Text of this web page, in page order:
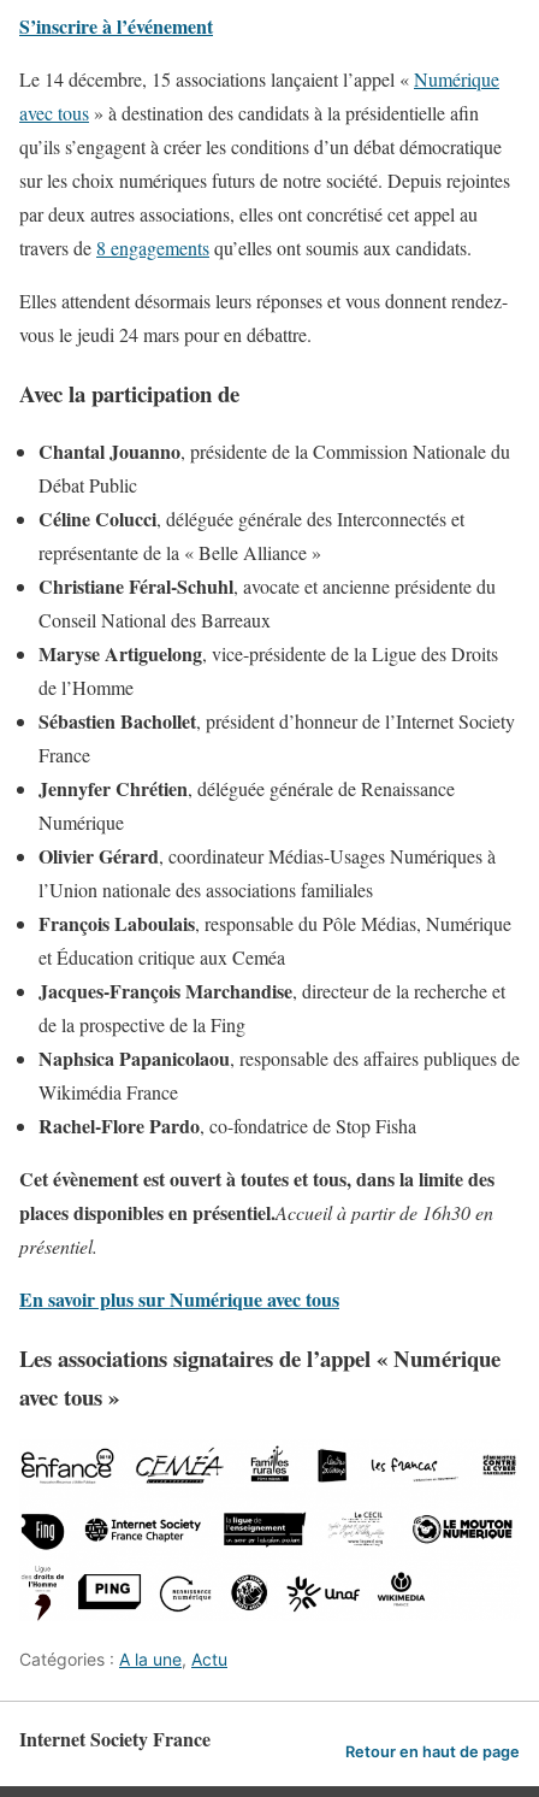
S’inscrire à l’événement
Le 14 décembre, 15 associations lançaient l’appel «Numérique
avec tous » à destination des candidats à la présidentielle afin
qu’ils s’engagent à créer les conditions d’un débat démocratique
sur les choix numériques futurs de notre société. Depuis rejointes
par deux autres associations, elles ont concrétisé cet appel au
travers de 8 engagementsqu’elles ont soumis aux candidats.
Elles attendent désormais leurs réponses et vous donnent rendez-
vous le jeudi 24 mars pour en débattre.
Avec la participation de
Chantal Jouanno, présidente de la Commission Nationale du
Débat Public
Céline Colucci, déléguée générale des Interconnectés et
représentante de la « Belle Alliance »
Christiane Féral-Schuhl, avocate et ancienne présidente du
Conseil National des Barreaux
Maryse Artiguelong, vice-présidente de la Ligue des Droits
de l’Homme
Sébastien Bachollet, président d’honneur de l’Internet Society
France
Jennyfer Chrétien, déléguée générale de Renaissance
Numérique
Olivier Gérard, coordinateur Médias-Usages Numériques à
l’Union nationale des associations familiales
François Laboulais, responsable du Pôle Médias, Numérique
et Éducation critique aux Ceméa
Jacques-François Marchandise, directeur de la recherche et
de la prospective de la Fing
Naphsica Papanicolaou, responsable des affaires publiques de
Wikimédia France
Rachel-Flore Pardo, co-fondatrice de Stop Fisha
Cet évènement est ouvert à toutes et tous, dans la limite des
places disponibles en présentiel.Accueil à partir de 16h30 en
présentiel.
En savoir plus sur Numérique avec tous
Les associations signataires de l’appel « Numérique
avec tous »
Catégories : A la une, Actu
Internet Society France Retour en haut de page